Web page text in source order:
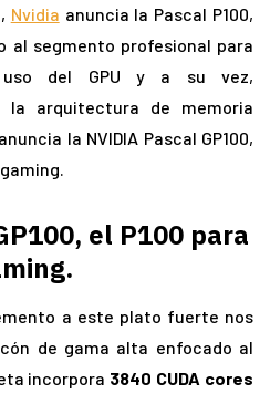
Nvidia anuncia la Pascal P100,
al segmento profesional para
uso del GPU y a su vez,
la arquitectura de memoria
la NVIDIA Pascal GP100,
el P100 para
a este plato fuerte nos
de gama alta enfocado al
incorpora 3840 CUDA cores